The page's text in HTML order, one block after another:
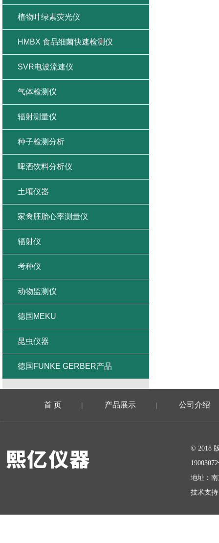
植物叶绿素荧光仪
HMBX 食品细菌快速检测仪
SVR电波流速仪
气体检测仪
辐射测量仪
种子检测分析
啤酒饮料分析仪
土壤仪器
家禽胚胎心率测量仪
辐射仪
考种仪
动物监测仪
德国MEKU
昆虫仪器
德国FUNKE GERBER产品
首 页 | 产品展示 | 公司介绍
© 2018
地址：
技术支